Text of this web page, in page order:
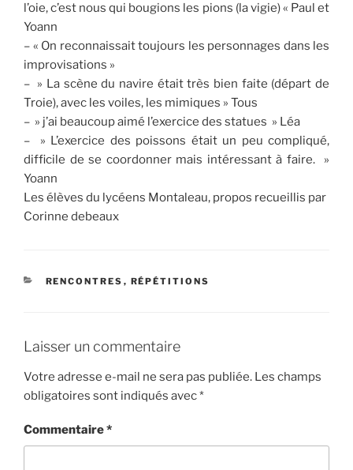
l’oie, c’est nous qui bougions les pions (la vigie) « Paul et
Yoann
– « On reconnaissait toujours les personnages dans les
improvisations »
– » La scène du navire était très bien faite (départ de
Troie), avec les voiles, les mimiques » Tous
– » j’ai beaucoup aimé l’exercice des statues » Léa
– » L’exercice des poissons était un peu compliqué,
difficile de se coordonner mais intéressant à faire. »
Yoann
Les élèves du lycéens Montaleau, propos recueillis par
Corinne debeaux
CATÉGORIES
RENCONTRES , RÉPÉTITIONS
Laisser un commentaire
Votre adresse e-mail ne sera pas publiée. Les champs
obligatoires sont indiqués avec*
Commentaire*